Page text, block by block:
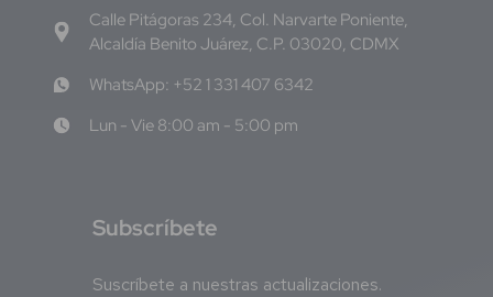
Calle Pitágoras 234, Col. Narvarte Poniente,
Alcaldía Benito Juárez, C.P. 03020, CDMX
WhatsApp: +52 1 331 407 6342
Lun - Vie 8:00 am - 5:00 pm
Subscríbete
Suscríbete a nuestras actualizaciones.